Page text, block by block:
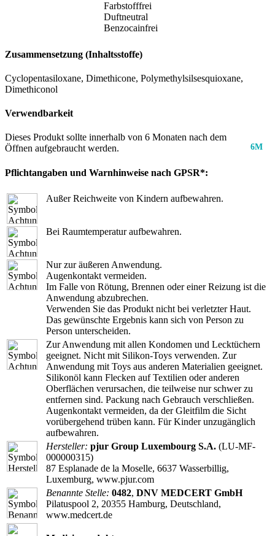
Farbstofffrei
Duftneutral
Benzocainfrei
Zusammensetzung (Inhaltsstoffe)
Cyclopentasiloxane, Dimethicone, Polymethylsilsesquioxane,
Dimethiconol
6M
Verwendbarkeit
Dieses Produkt sollte innerhalb von 6 Monaten nach dem
Öffnen aufgebraucht werden.
Pflichtangaben und Warnhinweise nach GPSR*:
Außer Reichweite von Kindern aufbewahren.
Bei Raumtemperatur aufbewahren.
Nur zur äußeren Anwendung.
Augenkontakt vermeiden.
Im Falle von Rötung, Brennen oder einer Reizung ist die
Anwendung abzubrechen.
Verwenden Sie das Produkt nicht bei verletzter Haut.
Das gewünschte Ergebnis kann sich von Person zu
Person unterscheiden.
Zur Anwendung mit allen Kondomen und Lecktüchern
geeignet. Nicht mit Silikon-Toys verwenden. Zur
Anwendung mit Toys aus anderen Materialien geeignet.
Silikonöl kann Flecken auf Textilien oder anderen
Oberflächen verursachen, die teilweise nur schwer zu
entfernen sind. Packung nach Gebrauch verschließen.
Augenkontakt vermeiden, da der Gleitfilm die Sicht
vorübergehend trüben kann. Für Kinder unzugänglich
aufbewahren.
Hersteller: pjur Group Luxembourg S.A. (LU-MF-
000000315)
87 Esplanade de la Moselle, 6637 Wasserbillig,
Luxemburg, www.pjur.com
Benannte Stelle: 0482, DNV MEDCERT GmbH
Pilatuspool 2, 20355 Hamburg, Deutschland,
www.medcert.de